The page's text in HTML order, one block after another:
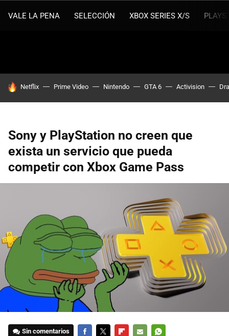
VALE LA PENA SELECCIÓN XBOX SERIES X/S
HOY SE HABLA DE
Netflix Prime Video Nintendo GTA 6 Activision
Sony y PlayStation no creen que
exista un servicio que pueda
competir con Xbox Game Pass
Sin comentarios